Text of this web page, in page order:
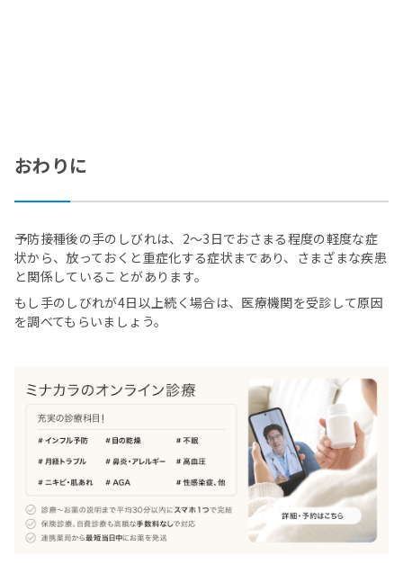
おわりに
予防接種後の手のしびれは、2～3日でおさまる程度の軽度な症
状から、放っておくと重症化する症状まであり、さまざまな疾患
と関係していることがあります。
もし手のしびれが4日以上続く場合は、医療機関を受診して原因
を調べてもらいましょう。